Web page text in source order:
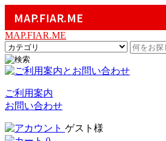
MAP.FIAR.ME
MAP.FIAR.ME
ご利用案内
お問い合わせ
ゲスト様